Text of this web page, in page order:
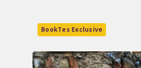
BookTes Exclusive